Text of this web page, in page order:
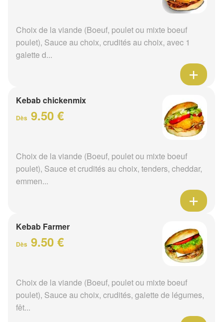
Choix de la viande (Boeuf, poulet ou mixte boeuf
poulet), Sauce au choix, crudités au choix, avec 1
galette d...
Kebab chickenmix
Dès 9.50 €
Choix de la viande (Boeuf, poulet ou mixte boeuf
poulet), Sauce et crudités au choix, tenders, cheddar,
emmen...
Kebab Farmer
Dès 9.50 €
Choix de la viande (Boeuf, poulet ou mixte boeuf
poulet), Sauce au choix, crudités, galette de légumes,
fêt...